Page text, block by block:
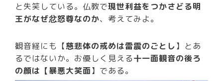
と失笑している。仏教で現世利益をつかさどる明
王がなぜ忿怒尊なのか、考えてみよ。
観音経にも【慈悲体の戒めは雷震のごとし 】とあ
るではないか。お優しく見える十一面観音の後ろ
の顔は【暴悪大笑面】である。